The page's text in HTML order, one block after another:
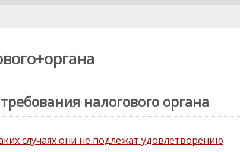
налогового органа
случаях они не подлежат удовлетворению